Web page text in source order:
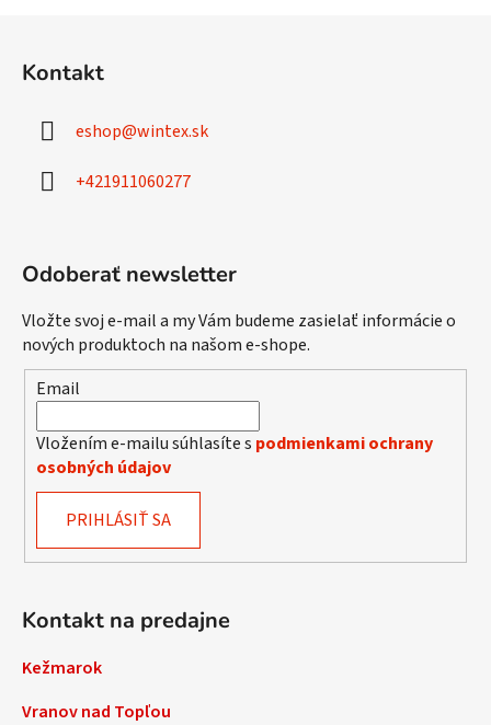
Kontakt
eshop@wintex.sk
+421911060277
Odoberať newsletter
Vložte svoj e-mail a my Vám budeme zasielať informácie o
nových produktoch na našom e-shope.
Email
Vložením e-mailu súhlasíte s podmienkami ochrany
osobných údajov
PRIHLÁSIŤ SA
Kontakt na predajne
Kežmarok
Vranov nad Topľou